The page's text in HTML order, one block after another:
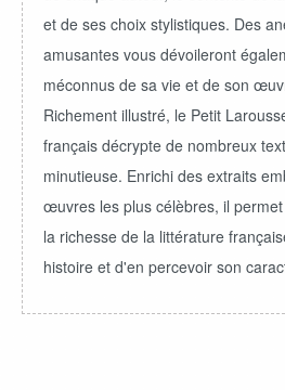
et de ses choix stylistiques. Des
amusantes vous dévoileront
méconnus de sa vie et de son
Richement illustré, le Petit
français décrypte de nombreux
minutieuse. Enrichi des extraits
œuvres les plus célèbres, il
la richesse de la littérature
histoire et d'en percevoir son